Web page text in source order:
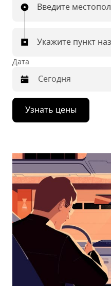
Введите
Укажите пункт
Дата
Нажмите
стрелку
вниз,
календарю
выбрать
дату.
Чтобы
закрыть
календарь,
нажмите
Esc.
Узнать цены